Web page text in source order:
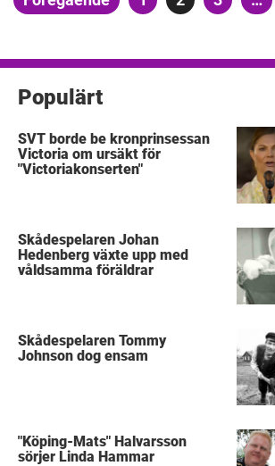
Populärt
SVT borde be kronprinsessan
Victoria om ursäkt för
"Victoriakonserten"
Skådespelaren Johan
Hedenberg växte upp med
våldsamma föräldrar
Skådespelaren Tommy
Johnson dog ensam
"Köping-Mats" Halvarsson
sörjer Linda Hammar